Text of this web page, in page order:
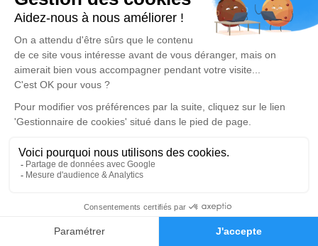
Faire-part Hommages
poèmes ou des textes. Cet endroit est un lieu
d'expression dédié à honorer la mémoire de Madeleine
SCODELLERO.
Un service de plantation d’arbre hommage est
disponible ici.
Je rends hommage
Cérémonie civile
Crématorium de Vendée - Sables d'Olonne de Les
Sables-d'Olonne